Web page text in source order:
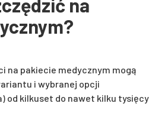
na
na pakiecie medycznym mogą
i wybranej opcji
od kilkuset do nawet kilku tysięcy